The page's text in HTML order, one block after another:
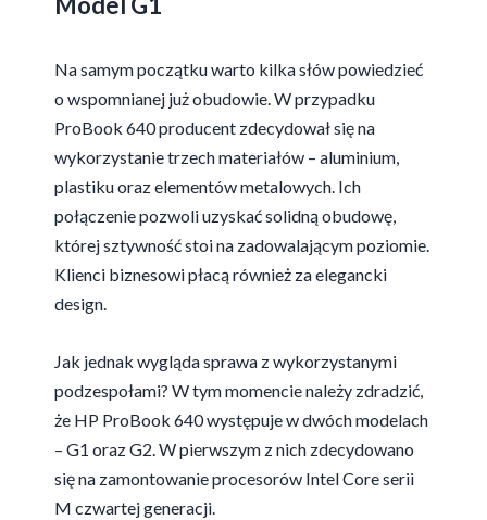
Na samym początku warto kilka słów powiedzieć
o wspomnianej już obudowie. W przypadku
ProBook 640 producent zdecydował się na
wykorzystanie trzech materiałów – aluminium,
plastiku oraz elementów metalowych. Ich
połączenie pozwoli uzyskać solidną obudowę,
której sztywność stoi na zadowalającym poziomie.
Klienci biznesowi płacą również za elegancki
design.
Jak jednak wygląda sprawa z wykorzystanymi
podzespołami? W tym momencie należy zdradzić,
że HP ProBook 640 występuje w dwóch modelach
– G1 oraz G2. W pierwszym z nich zdecydowano
się na zamontowanie procesorów Intel Core serii
M czwartej generacji.